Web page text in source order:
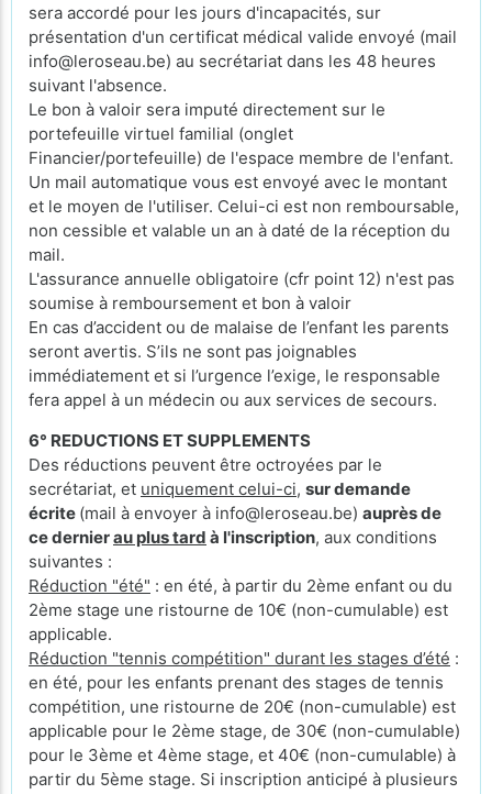
sera accordé pour les jours d'incapacités, sur
présentation d'un certificat médical valide envoyé (mail
info@leroseau.be) au secrétariat dans les 48 heures
suivant l'absence.
Le bon à valoir sera imputé directement sur le
portefeuille virtuel familial (onglet
Financier/portefeuille) de l'espace membre de l'enfant.
Un mail automatique vous est envoyé avec le montant
et le moyen de l'utiliser. Celui-ci est non remboursable,
non cessible et valable un an à daté de la réception du
mail.
L'assurance annuelle obligatoire (cfr point 12) n'est pas
soumise à remboursement et bon à valoir
En cas d’accident ou de malaise de l’enfant les parents
seront avertis. S’ils ne sont pas joignables
immédiatement et si l’urgence l’exige, le responsable
fera appel à un médecin ou aux services de secours.
6° REDUCTIONS ET SUPPLEMENTS
Des réductions peuvent être octroyées par le
secrétariat, et uniquement celui-ci, sur demande
écrite (mail à envoyer à info@leroseau.be) auprès de
ce dernierau plus tard à l'inscription, aux conditions
suivantes :
Réduction "été" : en été, à partir du 2ème enfant ou du
2ème stage une ristourne de 10€ (non-cumulable) est
applicable.
Réduction "tennis compétition" durant les stages d’été :
en été, pour les enfants prenant des stages de tennis
compétition, une ristourne de 20€ (non-cumulable) est
applicable pour le 2ème stage, de 30€ (non-cumulable)
pour le 3ème et 4ème stage, et 40€ (non-cumulable) à
partir du 5ème stage. Si inscription anticipé à plusieurs